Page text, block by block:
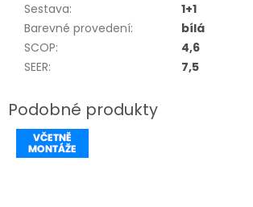
Sestava:
1+1
Barevné provedení:
bílá
SCOP:
4,6
SEER: 7,5